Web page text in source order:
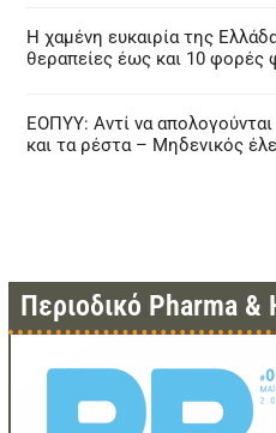
Η χαμένη ευκαιρία της
θεραπείες έως και 10 φορές
ΕΟΠΥΥ: Αντί να απολογούνται
και τα ρέστα – Μηδενικός
Περιοδικό Pharma &